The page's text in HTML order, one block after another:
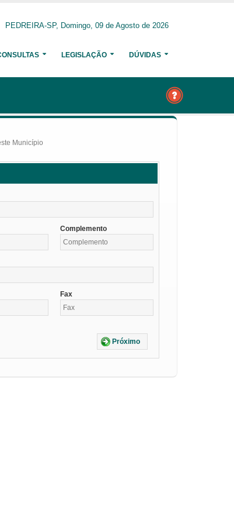
PEDREIRA-SP, Domingo, 09 de Agosto de 2026
LEGISLAÇÃO DÚVIDAS
Município
Complemento
Fax
Próximo